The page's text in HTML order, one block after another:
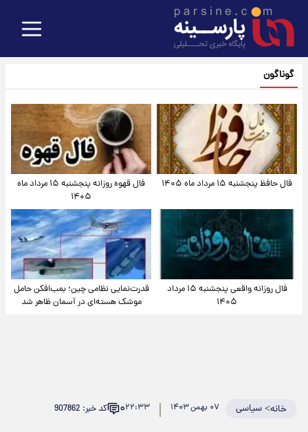
گوناگون
فال حافظ پنجشنبه ۱۵ مرداد ماه ۱۴۰۵
فال قهوه روزانه پنجشنبه ۱۵ مرداد ماه
۱۴۰۵
فال روزانه واقعی پنجشنبه ۱۵ مرداد
۱۴۰۵
قدرت‌نمایی نظامی چین؛ بمب‌افکن حامل
موشک هسته‌ای در آسمان ظاهر شد
خانه>سیاسی ۰۷ بهمن ۱۴۰۳ ۲۲:۳۳۰ کد خبر: 907862